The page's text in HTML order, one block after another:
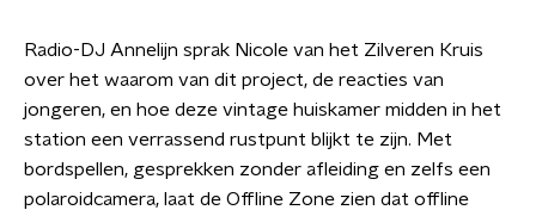
Radio-DJ Annelijn sprak Nicole van het Zilveren Kruis
over het waarom van dit project, de reacties van
jongeren, en hoe deze vintage huiskamer midden in het
station een verrassend rustpunt blijkt te zijn. Met
bordspellen, gesprekken zonder afleiding en zelfs een
polaroidcamera, laat de Offline Zone zien dat offline